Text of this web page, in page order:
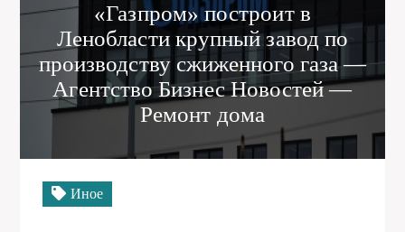
«Газпром» построит в
Ленобласти крупный завод по
производству сжиженного газа —
Агентство Бизнес Новостей —
Ремонт дома
Иное